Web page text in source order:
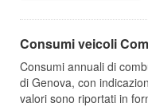
Consumi veicoli
Consumi annuali di
di Genova, con
valori sono riportati in